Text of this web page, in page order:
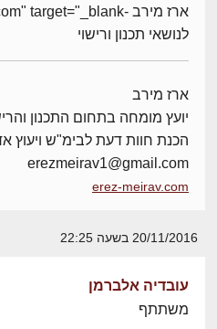
לנושאי תכנון ורישוי
ארז מירב
יועץ מומחה בתחום התכנון
הכנת חוות דעת לבימ"ש ויעוץ
erezmeirav1@gmail.com
erez-meirav.com
20/11/2016 בשעה 22:25
עובדיה אלברמן
משתתף